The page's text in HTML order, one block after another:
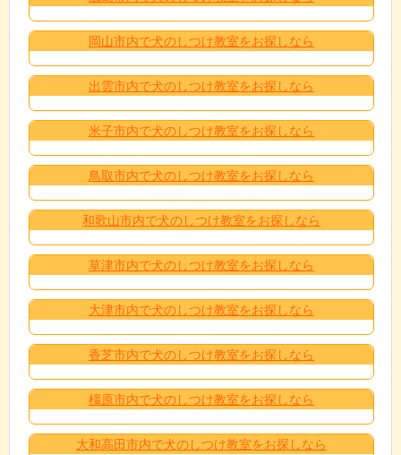
岡山市内で犬のしつけ教室をお探しなら
出雲市内で犬のしつけ教室をお探しなら
米子市内で犬のしつけ教室をお探しなら
鳥取市内で犬のしつけ教室をお探しなら
和歌山市内で犬のしつけ教室をお探しなら
草津市内で犬のしつけ教室をお探しなら
大津市内で犬のしつけ教室をお探しなら
香芝市内で犬のしつけ教室をお探しなら
橿原市内で犬のしつけ教室をお探しなら
大和高田市内で犬のしつけ教室をお探しなら